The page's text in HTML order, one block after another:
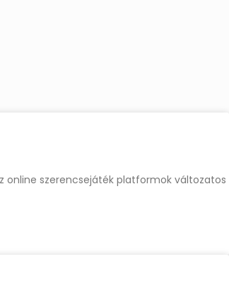
online szerencsejáték platformok változatos